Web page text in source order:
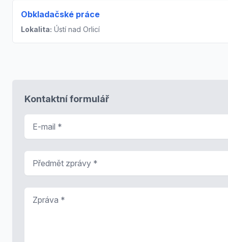
Obkladačské práce
Lokalita: Ústí nad Orlicí
Kontaktní formulář